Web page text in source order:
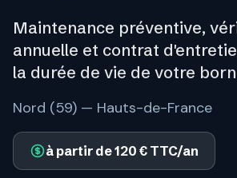
Maintenance préventive,
annuelle et contrat
la durée de vie de votre
Nord (59) — Hauts-de-France
à partir de 120 € TTC/an